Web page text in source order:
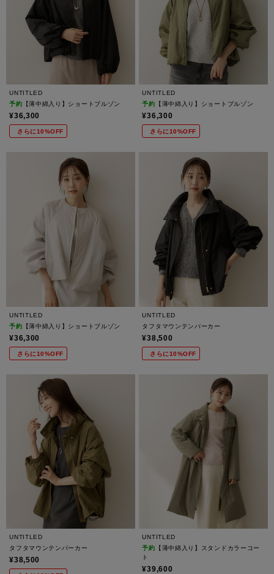
UNTITLED
予約 【薄中綿入り】ショートブルゾン
¥36,300
さらに10%OFF
UNTITLED
予約 【薄中綿入り】ショートブルゾン
¥36,300
さらに10%OFF
UNTITLED
予約 【薄中綿入り】ショートブルゾン
¥36,300
さらに10%OFF
UNTITLED
タフタマウンテンパーカー
¥38,500
さらに10%OFF
UNTITLED
タフタマウンテンパーカー
¥38,500
UNTITLED
予約 【薄中綿入り】スタンドカラーコー
ト
¥39,600